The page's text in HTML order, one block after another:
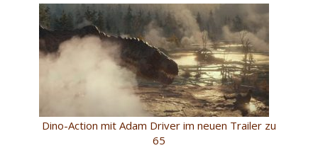
Dino-Action mit Adam Driver im neuen Trailer zu
65